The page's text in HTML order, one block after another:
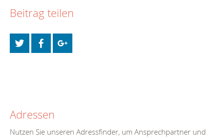
Beitrag teilen
Adressen
Nutzen Sie unseren Adressfinder, um Ansprechpartner und